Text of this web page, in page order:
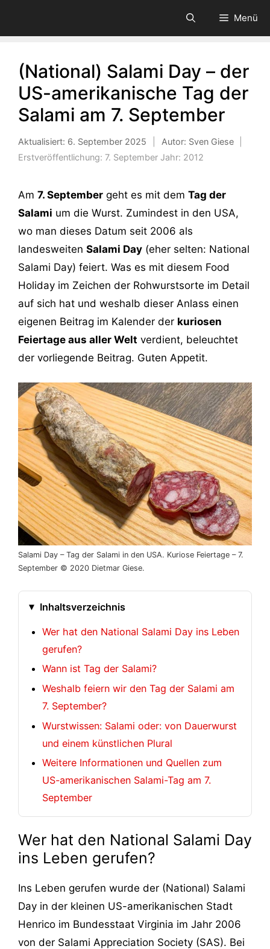
Menü
(National) Salami Day – der
US-amerikanische Tag der
Salami am 7. September
Aktualisiert: 6. September 2025 Autor: Sven Giese
Erstveröffentlichung: 7. September Jahr: 2012
Am 7. September geht es mit dem Tag der
Salami um die Wurst. Zumindest in den USA,
wo man dieses Datum seit 2006 als
landesweiten Salami Day (eher selten: National
Salami Day) feiert. Was es mit diesem Food
Holiday im Zeichen der Rohwurstsorte im Detail
auf sich hat und weshalb dieser Anlass einen
eigenen Beitrag im Kalender der kuriosen
Feiertage aus aller Welt verdient, beleuchtet
der vorliegende Beitrag. Guten Appetit.
Salami Day – Tag der Salami in den USA. Kuriose Feiertage – 7.
September © 2020 Dietmar Giese.
Inhaltsverzeichnis
Wer hat den National Salami Day ins Leben
gerufen?
Wann ist Tag der Salami?
Weshalb feiern wir den Tag der Salami am
7. September?
Wurstwissen: Salami oder: von Dauerwurst
und einem künstlichen Plural
Weitere Informationen und Quellen zum
US-amerikanischen Salami-Tag am 7.
September
Wer hat den National Salami Day
ins Leben gerufen?
Ins Leben gerufen wurde der (National) Salami
Day in der kleinen US-amerikanischen Stadt
Henrico im Bundesstaat Virginia im Jahr 2006
von der Salami Appreciation Society (SAS). Bei